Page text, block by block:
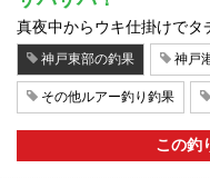
真夜中からウキ仕掛けでタ
神戸東部の釣果 神戸
その他ルアー釣り釣果
この釣